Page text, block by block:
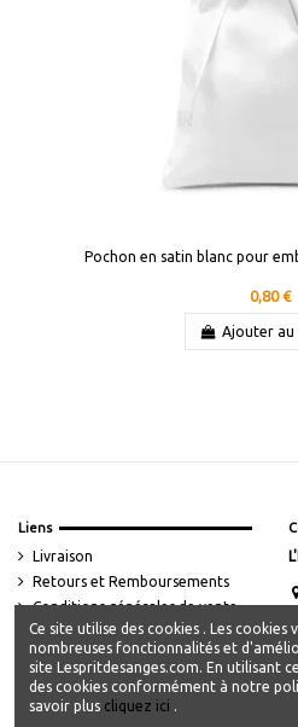
Pochon en satin blanc pour
0,80 €
Ajouter au
Liens
Livraison
Retours et Remboursements
Conditions générales de vente
Mentions légales
Les cookies
Mon compte
Ce site utilise des cookies . Les
nombreuses fonctionnalités et
site Lespritdesanges.com. En utilisant
des cookies conformément à notre
savoir plus cliquez ici .